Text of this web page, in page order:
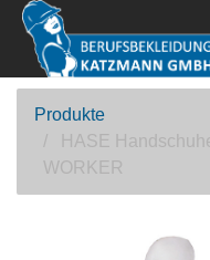
Produkte
HASE
WORKER